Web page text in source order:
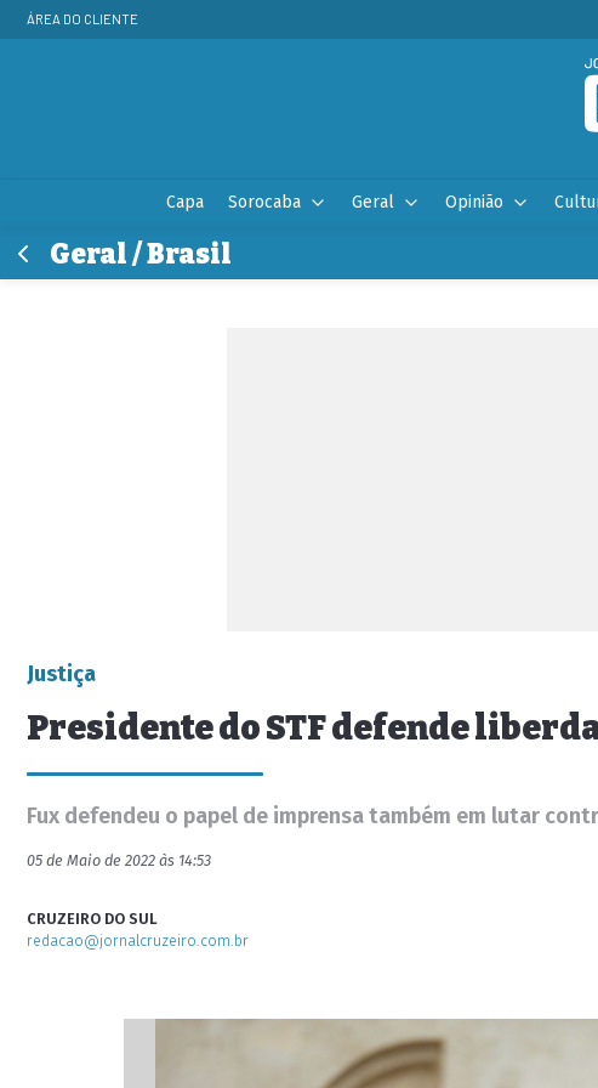
ÁREA DO CLIENTE
Capa Sorocaba Geral Opinião
Geral / Brasil
Justiça
Presidente do STF defende
Fux defendeu o papel de imprensa também em lutar
05 de Maio de 2022 às 14:53
CRUZEIRO DO SUL
redacao@jornalcruzeiro.com.br